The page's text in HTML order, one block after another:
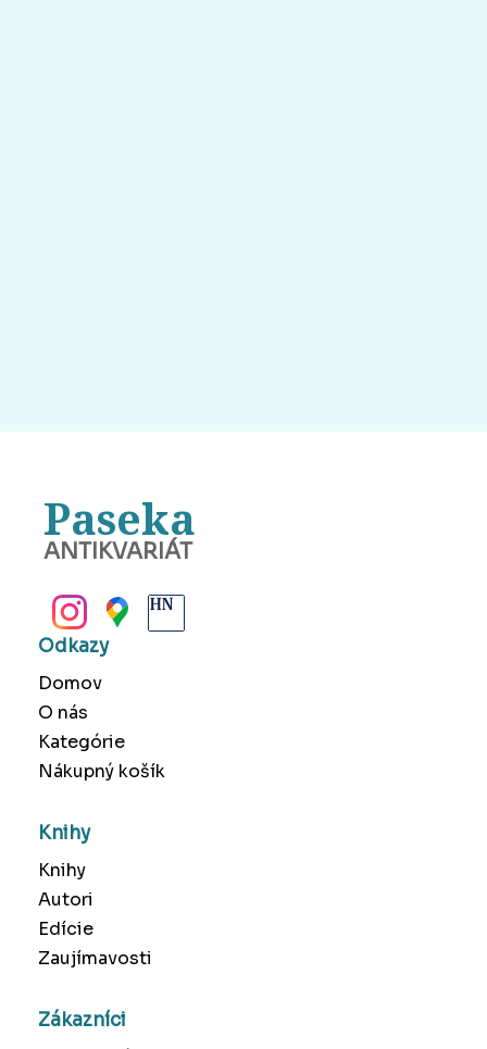
Paseka
ANTIKVARIÁT
Odkazy
Domov
O nás
Kategórie
Nákupný košík
Knihy
Knihy
Autori
Edície
Zaujímavosti
Zákazníci